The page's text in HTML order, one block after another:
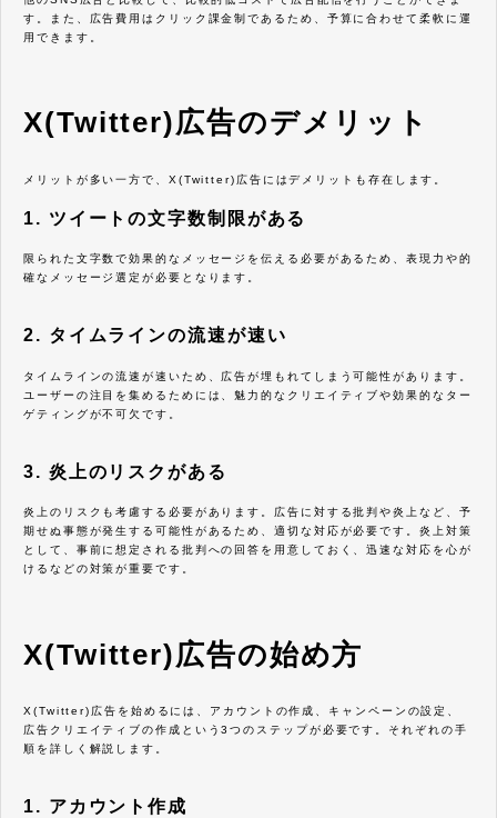
す。また、広告費用はクリック課金制であるため、予算に合わせて柔軟に運
用できます。
X(Twitter)広告のデメリット
メリットが多い一方で、X(Twitter)広告にはデメリットも存在します。
1. ツイートの文字数制限がある
限られた文字数で効果的なメッセージを伝える必要があるため、表現力や的
確なメッセージ選定が必要となります。
2. タイムラインの流速が速い
タイムラインの流速が速いため、広告が埋もれてしまう可能性があります。
ユーザーの注目を集めるためには、魅力的なクリエイティブや効果的なター
ゲティングが不可欠です。
3. 炎上のリスクがある
炎上のリスクも考慮する必要があります。広告に対する批判や炎上など、予
期せぬ事態が発生する可能性があるため、適切な対応が必要です。炎上対策
として、事前に想定される批判への回答を用意しておく、迅速な対応を心が
けるなどの対策が重要です。
X(Twitter)広告の始め方
X(Twitter)広告を始めるには、アカウントの作成、キャンペーンの設定、
広告クリエイティブの作成という3つのステップが必要です。それぞれの手
順を詳しく解説します。
1. アカウント作成